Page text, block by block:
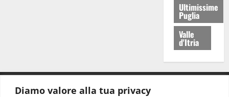
Diamo valore alla tua privacy
Ultimissime
Puglia
Valle
d'Itria